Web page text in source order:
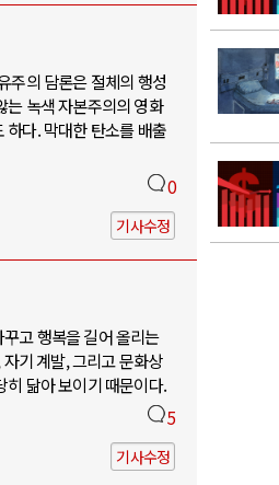
주의 담론은 절체의 행성
는 녹색 자본주의의 영화
하다. 막대한 탄소를 배출
0
기사수정
고 행복을 길어 올리는
기 계발, 그리고 문화상
히 닮아 보이기 때문이다.
5
기사수정